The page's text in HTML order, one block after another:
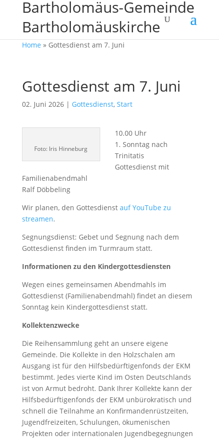
Bartholomäus-Gemeinde
Bartholomäuskirche
Home » Gottesdienst am 7. Juni
Gottesdienst am 7. Juni
02. Juni 2026| Gottesdienst, Start
Foto: Iris Hinneburg
10.00 Uhr
1. Sonntag nach
Trinitatis
Gottesdienst mit
Familienabendmahl
Ralf Döbbeling
Wir planen, den Gottesdienst auf YouTube zu
streamen.
Segnungsdienst: Gebet und Segnung nach dem
Gottesdienst finden im Turmraum statt.
Informationen zu den Kindergottesdiensten
Wegen eines gemeinsamen Abendmahls im
Gottesdienst (Familienabendmahl) findet an diesem
Sonntag kein Kindergottesdienst statt.
Kollektenzwecke
Die Reihensammlung geht an unsere eigene
Gemeinde. Die Kollekte in den Holzschalen am
Ausgang ist für den Hilfsbedürftigenfonds der EKM
bestimmt. Jedes vierte Kind im Osten Deutschlands
ist von Armut bedroht. Dank Ihrer Kollekte kann der
Hilfsbedürftigenfonds der EKM unbürokratisch und
schnell die Teilnahme an Konfirmandenrüstzeiten,
Jugendfreizeiten, Schulungen, ökumenischen
Projekten oder internationalen Jugendbegegnungen